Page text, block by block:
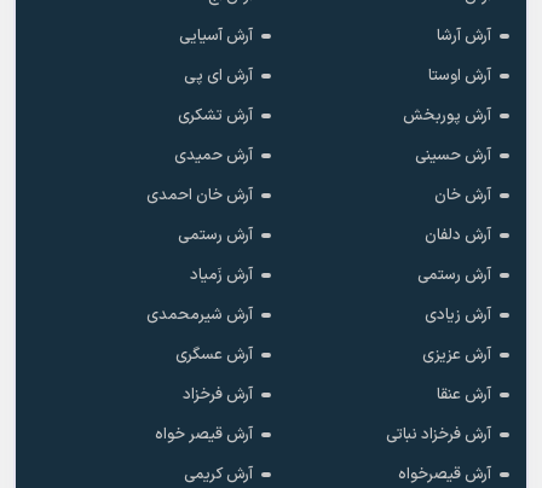
آرش آرشا
آرش آسیایی
آرش اوستا
آرش ای پی
آرش پوربخش
آرش تشکری
آرش حسینی
آرش حمیدی
آرش خان
آرش خان احمدی
آرش دلفان
آرش رستمى
آرش رستمی
آرش زَمیاد
آرش زیادی
آرش شیرمحمدی
آرش عزیزی
آرش عسگری
آرش عنقا
آرش فرخزاد
آرش فرخزاد نباتی
آرش قیصر خواه
آرش قیصرخواه
آرش کریمی